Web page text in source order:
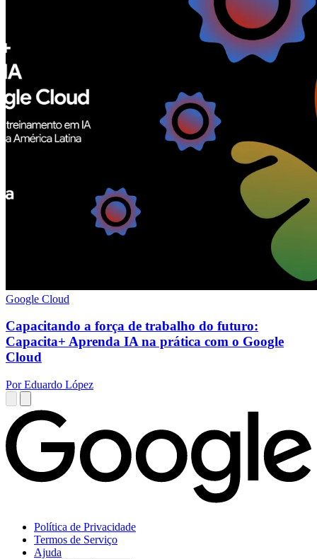
Google Cloud
Capacitando a força de trabalho do futuro:
Capacita+ Aprenda IA na prática com o Google
Cloud
Por Eduardo López
Política de Privacidade
Termos de Serviço
Ajuda